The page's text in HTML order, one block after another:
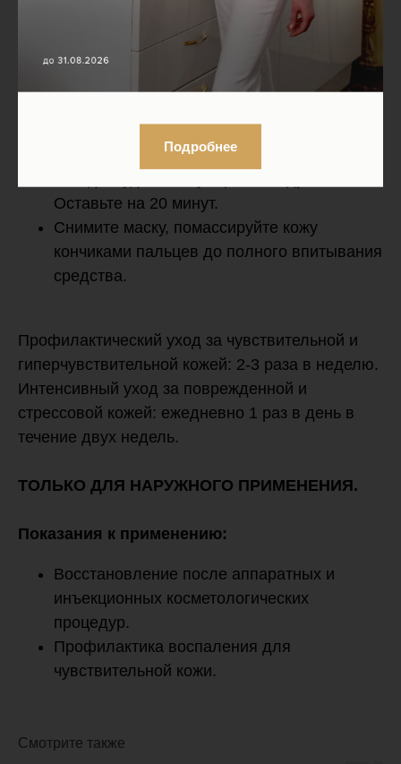
СПОСОБ ПРИМЕНЕНИЯ:
Выньте маску из упаковки и разверните.
Разместите маску на лице, расправьте
Оставьте на 20 минут.
Снимите маску, помассируйте кожу
кончиками пальцев до полного впитывания
средства.
Профилактический уход за чувствительной и
гиперчувствительной кожей: 2-3 раза в неделю.
Интенсивный уход за поврежденной и
стрессовой кожей: ежедневно 1 раз в день в
течение двух недель.
ТОЛЬКО ДЛЯ НАРУЖНОГО ПРИМЕНЕНИЯ.
Показания к применению:
Восстановление после аппаратных и
инъекционных косметологических
процедур.
Профилактика воспаления для
чувствительной кожи.
Смотрите также
Подробнее